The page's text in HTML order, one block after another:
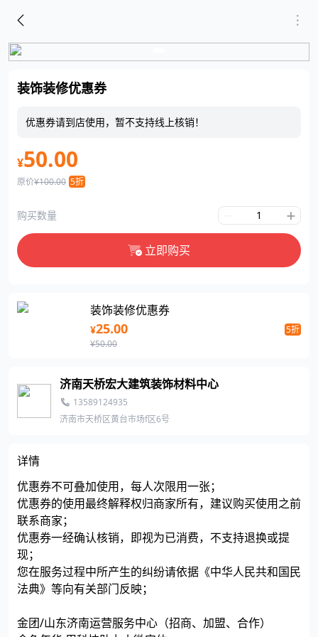
装饰装修优惠券
优惠券请到店使用，暂不支持线上核销！
¥50.00
原价¥100.00 5折
购买数量
立即购买
装饰装修优惠券
¥25.00
5折
¥50.00
济南天桥宏大建筑装饰材料中心
13589124935
济南市天桥区黄台市场f区6号
详情
优惠券不可叠加使用，每人次限用一张；
优惠券的使用最终解释权归商家所有，建议购买使用之前
联系商家；
优惠券一经确认核销，即视为已消费，不支持退换或提
现；
您在服务过程中所产生的纠纷请依据《中华人民共和国民
法典》等向有关部门反映；
金团/山东济南运营服务中心（招商、加盟、合作）